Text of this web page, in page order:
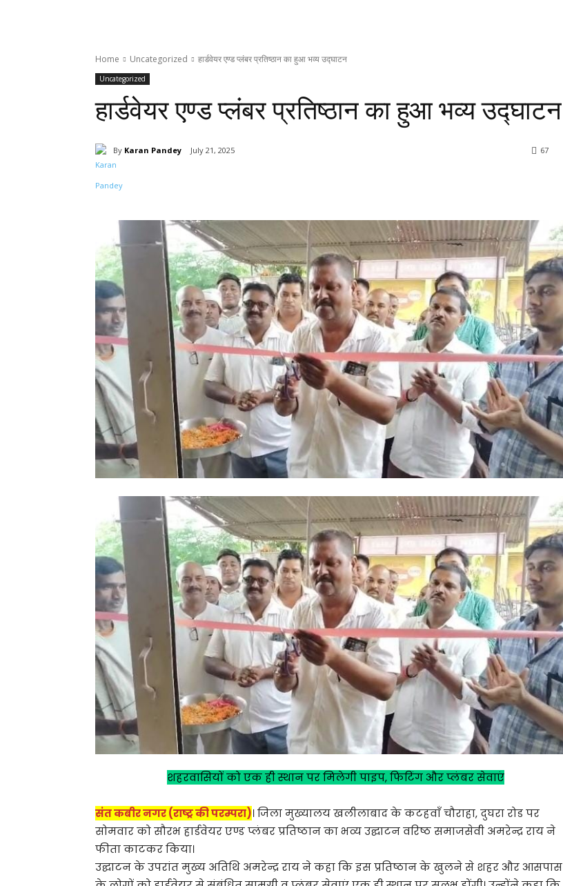
Home Uncategorized हार्डवेयर एण्ड प्लंबर प्रतिष्ठान का हुआ भव्य उद्घाटन
Uncategorized
हार्डवेयर एण्ड प्लंबर प्रतिष्ठान का हुआ भव्य उद्घाटन
By Karan Pandey July 21, 2025 67
शहरवासियों को एक ही स्थान पर मिलेगी पाइप, फिटिंग और प्लंबर सेवाएं
संत कबीर नगर (राष्ट्र की परम्परा)। जिला मुख्यालय खलीलाबाद के कटहवाँ चौराहा, दुघरा रोड पर
सोमवार को सौरभ हार्डवेयर एण्ड प्लंबर प्रतिष्ठान का भव्य उद्घाटन वरिष्ठ समाजसेवी अमरेन्द्र राय ने
फीता काटकर किया।
उद्घाटन के उपरांत मुख्य अतिथि अमरेन्द्र राय ने कहा कि इस प्रतिष्ठान के खुलने से शहर और आसपास